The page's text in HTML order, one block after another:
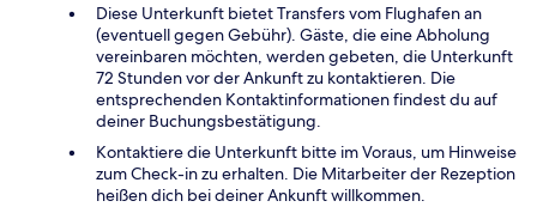
Diese Unterkunft bietet Transfers vom Flughafen an
(eventuell gegen Gebühr). Gäste, die eine Abholung
vereinbaren möchten, werden gebeten, die Unterkunft
72 Stunden vor der Ankunft zu kontaktieren. Die
entsprechenden Kontaktinformationen findest du auf
deiner Buchungsbestätigung.
Kontaktiere die Unterkunft bitte im Voraus, um Hinweise
zum Check-in zu erhalten. Die Mitarbeiter der Rezeption
heißen dich bei deiner Ankunft willkommen.